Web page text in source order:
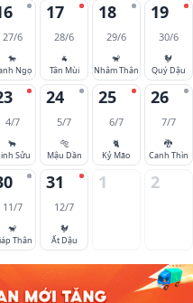
27/6
🐎
Ngọ
17
28/6
🐐
Tân Mùi
18
29/6
🐒
Nhâm Thân
19
30/6
🐓
Quý Dậu
4/7
🐂
Sửu
24
5/7
🐅
Mậu Dần
25
6/7
🐈
Kỷ Mão
26
7/7
🐉
Canh Thìn
11/7
🐒
Thân
31
12/7
🐓
Ất Dậu
1 2